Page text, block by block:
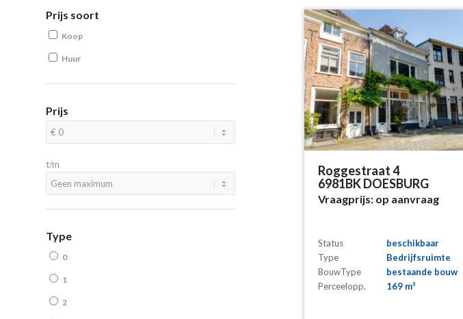
Roggestraat 4
6981BK DOESBURG
Vraagprijs: op aanvraag
Status
beschikbaar
Type
Bedrijfsruimte
BouwType
bestaande bouw
Perceelopp.
169 m²
Prijs soort
Koop
Huur
Prijs
t/m
Type
0
1
2